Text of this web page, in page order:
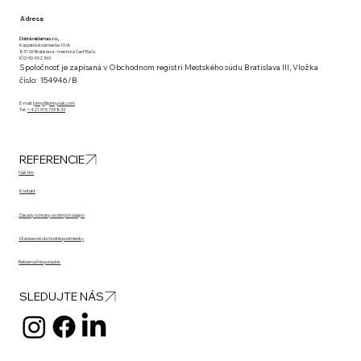
Adresa:
Dobrá reklama s.r.o.,
Karpatské námestie 10/A
831 06 Bratislava - mestská časť Rača
IČO: 50 452 363
Spoločnosť je zapísaná v Obchodnom registri Mestského súdu Bratislava III, Vložka
číslo: 154946/B
E-mail:johny@johnyoak.com
Tel.: +421 915 733 833
REFERENCIE
Náš tím
Kontakt
Zásady ochrany osobných údajov
Všeobecné obchodné podmienky
Reklamačné poriadok
SLEDUJTE NÁS